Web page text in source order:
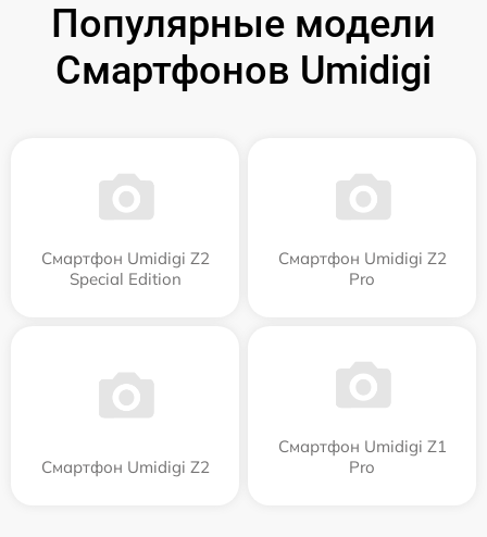
Популярные модели
Смартфонов Umidigi
Смартфон Umidigi Z2
Special Edition
Смартфон Umidigi Z2
Pro
Смартфон Umidigi Z2
Смартфон Umidigi Z1
Pro